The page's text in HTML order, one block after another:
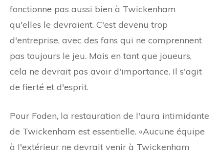
fonctionne pas aussi bien à Twickenham
qu'elles le devraient. C'est devenu trop
d'entreprise, avec des fans qui ne comprennent
pas toujours le jeu. Mais en tant que joueurs,
cela ne devrait pas avoir d'importance. Il s'agit
de fierté et d'esprit.
Pour Foden, la restauration de l'aura intimidante
de Twickenham est essentielle. «Aucune équipe
à l'extérieur ne devrait venir à Twickenham